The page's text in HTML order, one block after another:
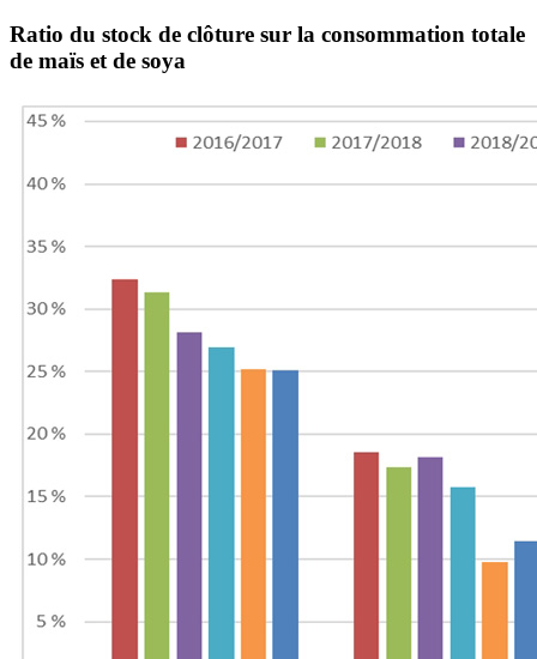
Ratio du stock de clôture sur la consommation totale
de maïs et de soya